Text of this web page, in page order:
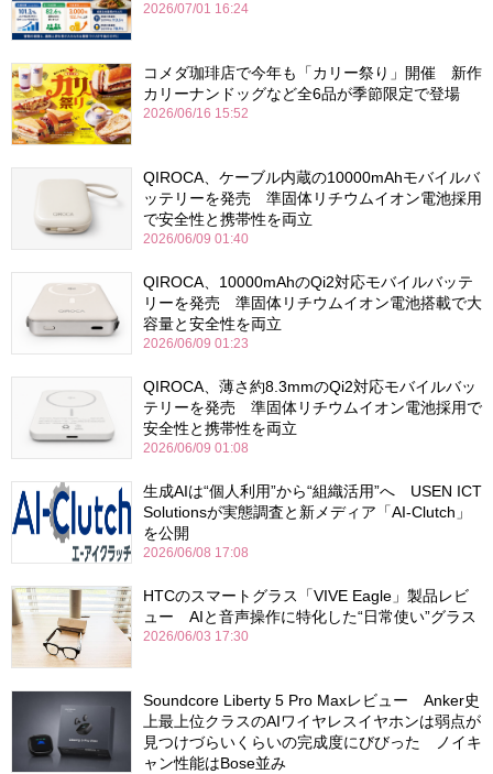
2026/07/01 16:24
コメダ珈琲店で今年も「カリー祭り」開催 新作
カリーナンドッグなど全6品が季節限定で登場
2026/06/16 15:52
QIROCA、ケーブル内蔵の10000mAhモバイルバ
ッテリーを発売 準固体リチウムイオン電池採用
で安全性と携帯性を両立
2026/06/09 01:40
QIROCA、10000mAhのQi2対応モバイルバッテ
リーを発売 準固体リチウムイオン電池搭載で大
容量と安全性を両立
2026/06/09 01:23
QIROCA、薄さ約8.3mmのQi2対応モバイルバッ
テリーを発売 準固体リチウムイオン電池採用で
安全性と携帯性を両立
2026/06/09 01:08
生成AIは“個人利用”から“組織活用”へ USEN ICT
Solutionsが実態調査と新メディア「AI-Clutch」
を公開
2026/06/08 17:08
HTCのスマートグラス「VIVE Eagle」製品レビ
ュー AIと音声操作に特化した“日常使い”グラス
2026/06/03 17:30
Soundcore Liberty 5 Pro Maxレビュー Anker史
上最上位クラスのAIワイヤレスイヤホンは弱点が
見つけづらいくらいの完成度にびびった ノイキ
ャン性能はBose並み